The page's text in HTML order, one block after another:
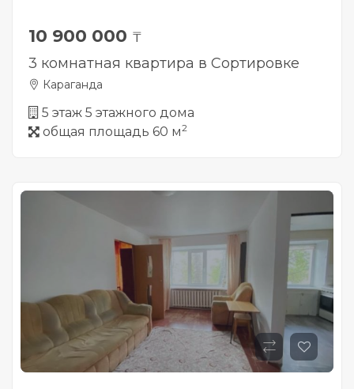
10 900 000 ₸
3 комнатная квартира в Сортировке
Караганда
5 этаж 5 этажного дома
общая площадь 60 м2